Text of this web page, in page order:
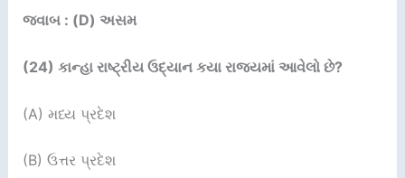
જવાબ : (D) અસમ
(24) કાન્હા રાષ્ટ્રીય ઉદ્યાન કયા રાજ્યમાં આવેલો છે?
(A) મધ્ય પ્રદેશ
(B) ઉત્તર પ્રદેશ